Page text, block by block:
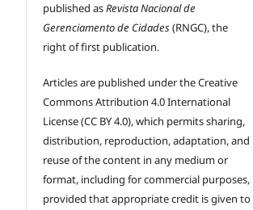
published asRevista Nacional de
Gerenciamento de Cidades(RNGC), the
right of first publication.
Articles are published under the Creative
Commons Attribution 4.0 International
License (CC BY 4.0), which permits sharing,
distribution, reproduction, adaptation, and
reuse of the content in any medium or
format, including for commercial purposes,
provided that appropriate credit is given to